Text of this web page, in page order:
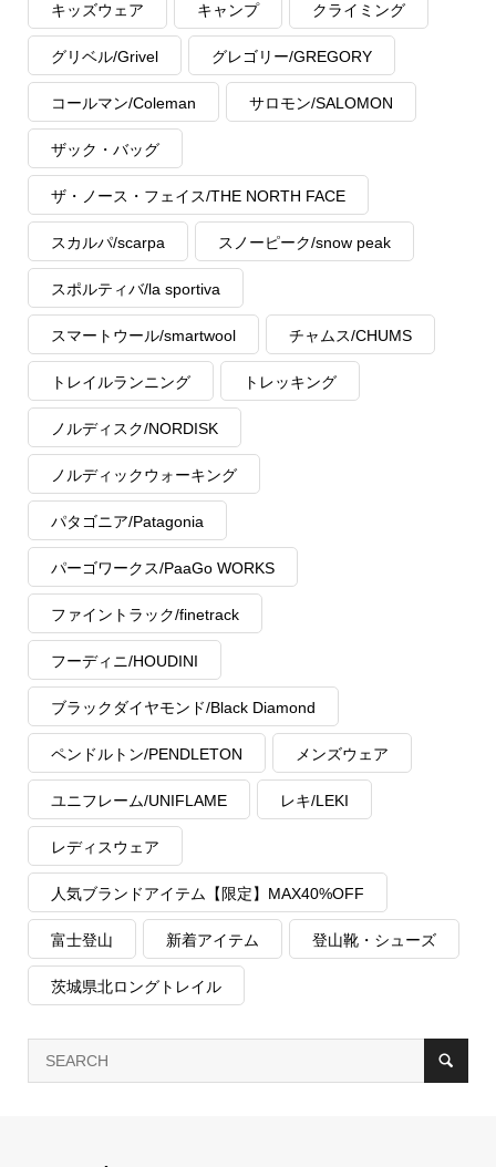
キッズウェア キャンプ クライミング
グリベル/Grivel グレゴリー/GREGORY
コールマン/Coleman サロモン/SALOMON
ザック・バッグ
ザ・ノース・フェイス/THE NORTH FACE
スカルパ/scarpa スノーピーク/snow peak
スポルティバ/la sportiva
スマートウール/smartwool チャムス/CHUMS
トレイルランニング トレッキング
ノルディスク/NORDISK
ノルディックウォーキング
パタゴニア/Patagonia
パーゴワークス/PaaGo WORKS
ファイントラック/finetrack
フーディニ/HOUDINI
ブラックダイヤモンド/Black Diamond
ペンドルトン/PENDLETON メンズウェア
ユニフレーム/UNIFLAME レキ/LEKI
レディスウェア
人気ブランドアイテム【限定】MAX40%OFF
富士登山 新着アイテム 登山靴・シューズ
茨城県北ロングトレイル